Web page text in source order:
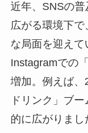
近年、SNSの
広がる環境下
な局面を迎え
Instagramでの
増加。例えば、
ドリンク」ブ
的に広がりまし